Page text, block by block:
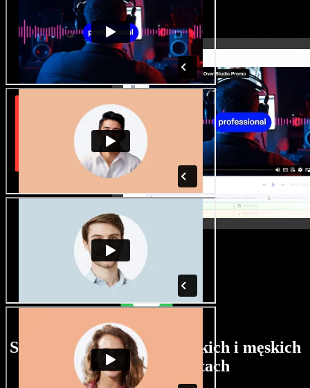
Szeroki wybór głosów żeńskich i męskich
w różnych akcentach